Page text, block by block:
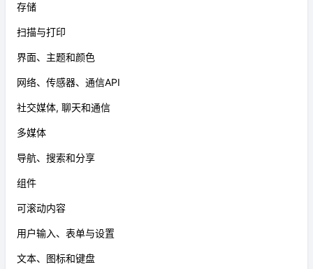
存储
扫描与打印
界面、主题和颜色
网络、传感器、通信API
社交媒体, 聊天和通信
多媒体
导航、搜索和分享
组件
可滚动内容
用户输入、表单与设置
文本、图标和键盘